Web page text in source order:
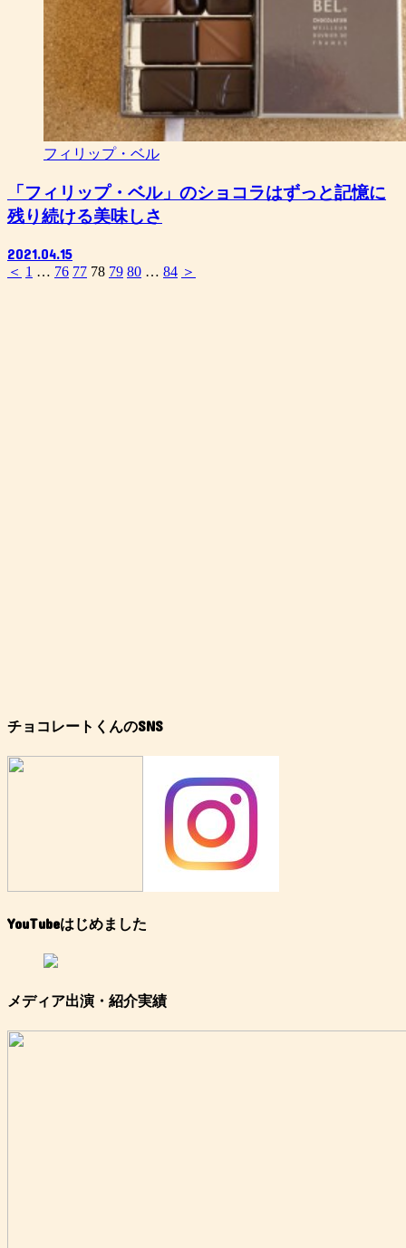
フィリップ・ベル
「フィリップ・ベル」のショコラはずっと記憶に
残り続ける美味しさ
2021.04.15
＜ 1 … 76 77 78 79 80 … 84 ＞
チョコレートくんのSNS
YouTubeはじめました
メディア出演・紹介実績